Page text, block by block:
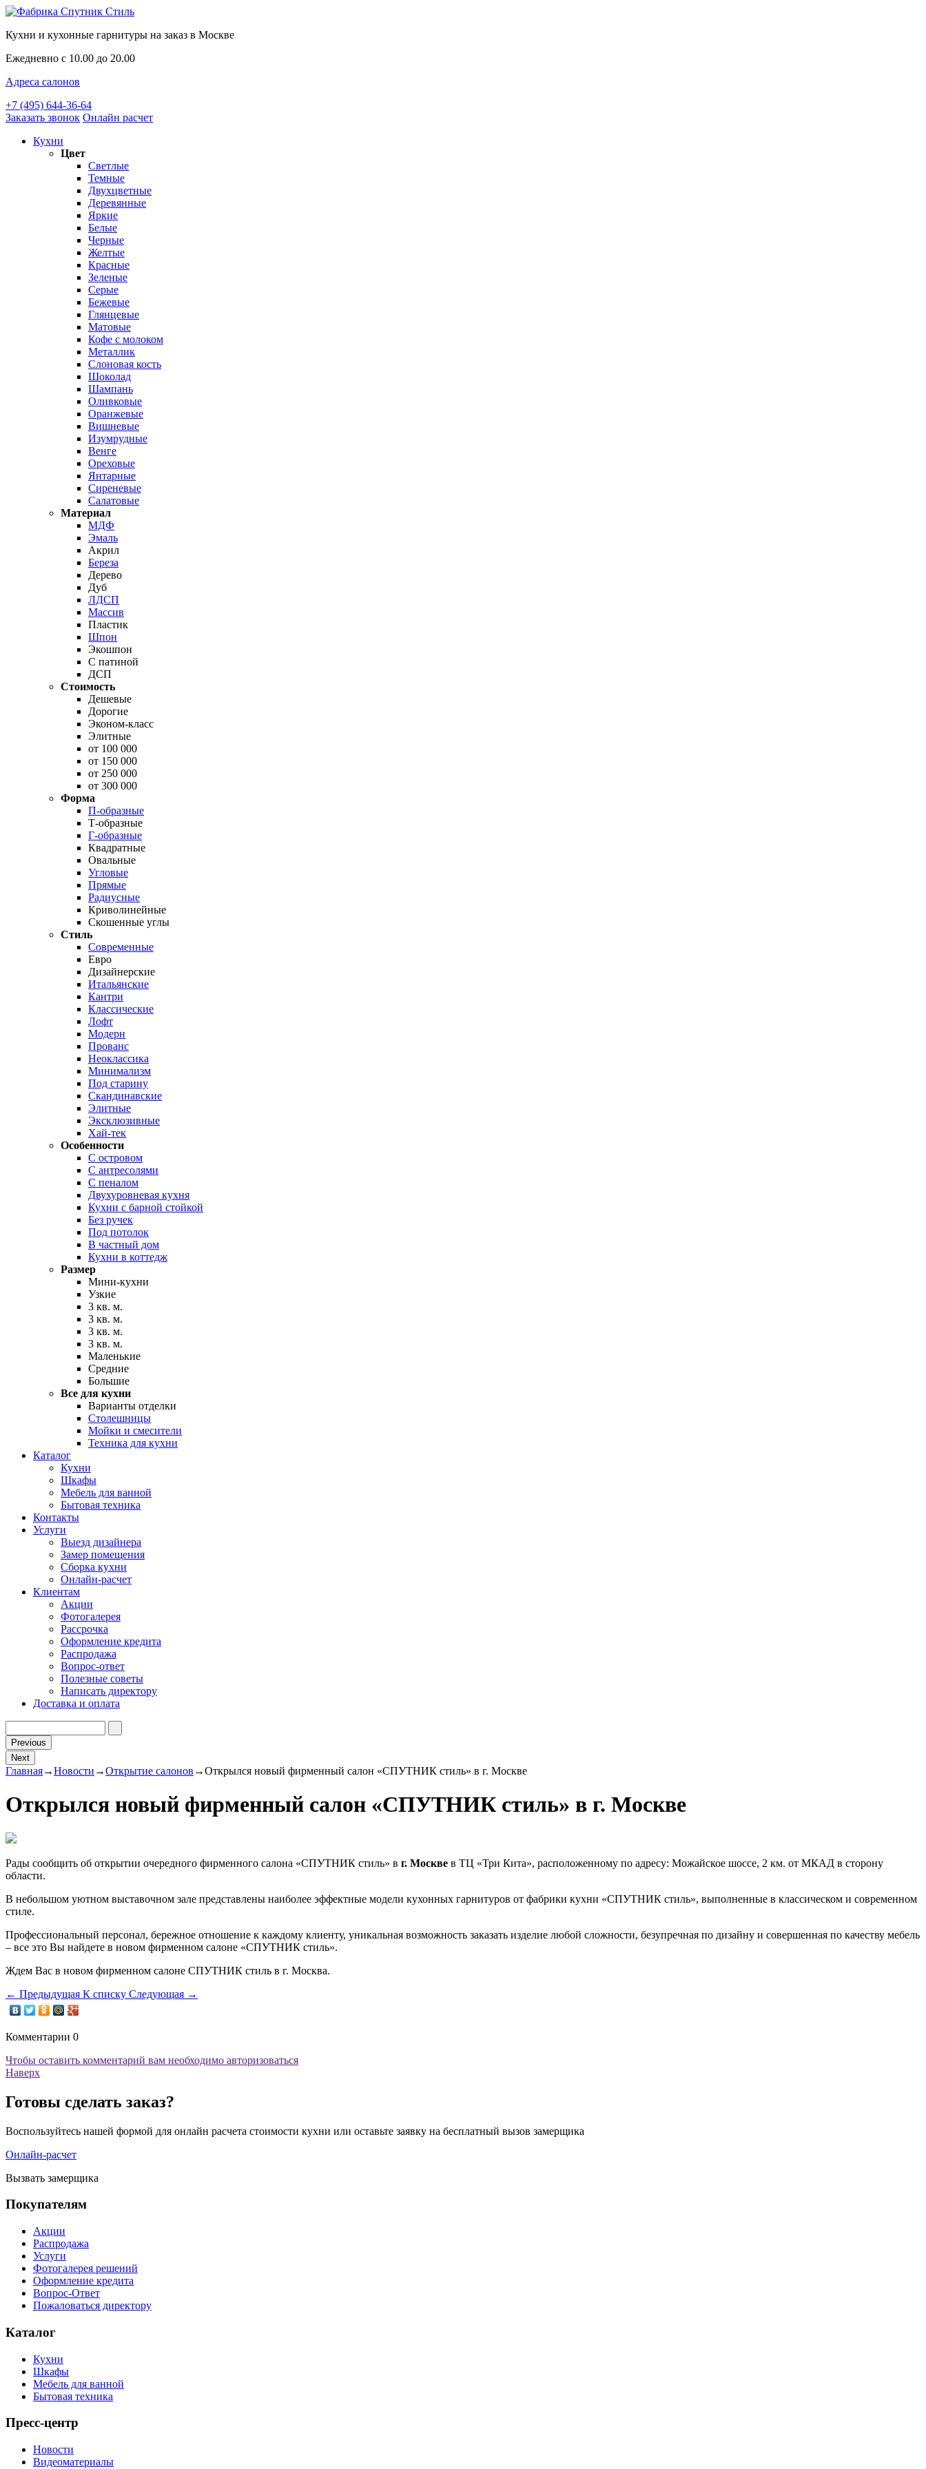
Кухни и кухонные гарнитуры на заказ в Москве
Ежедневно с 10.00 до 20.00
Адреса салонов
+7 (495) 644-36-64
Заказать звонок Онлайн расчет
Кухни
Цвет
Светлые
Темные
Двухцветные
Деревянные
Яркие
Белые
Черные
Желтые
Красные
Зеленые
Серые
Бежевые
Глянцевые
Матовые
Кофе с молоком
Металлик
Слоновая кость
Шоколад
Шампань
Оливковые
Оранжевые
Вишневые
Изумрудные
Венге
Ореховые
Янтарные
Сиреневые
Салатовые
Материал
МДФ
Эмаль
Акрил
Береза
Дерево
Дуб
ЛДСП
Массив
Пластик
Шпон
Экошпон
С патиной
ДСП
Стоимость
Дешевые
Дорогие
Эконом-класс
Элитные
от 100 000
от 150 000
от 250 000
от 300 000
Форма
П-образные
Т-образные
Г-образные
Квадратные
Овальные
Угловые
Прямые
Радиусные
Криволинейные
Скошенные углы
Стиль
Современные
Евро
Дизайнерские
Итальянские
Кантри
Классические
Лофт
Модерн
Прованс
Неоклассика
Минимализм
Под старину
Скандинавские
Элитные
Эксклюзивные
Хай-тек
Особенности
С островом
С антресолями
С пеналом
Двухуровневая кухня
Кухни с барной стойкой
Без ручек
Под потолок
В частный дом
Кухни в коттедж
Размер
Мини-кухни
Узкие
3 кв. м.
3 кв. м.
3 кв. м.
3 кв. м.
Маленькие
Средние
Большие
Все для кухни
Варианты отделки
Столешницы
Мойки и смесители
Техника для кухни
Каталог
Кухни
Шкафы
Мебель для ванной
Бытовая техника
Контакты
Услуги
Выезд дизайнера
Замер помещения
Сборка кухни
Онлайн-расчет
Клиентам
Акции
Фотогалерея
Рассрочка
Оформление кредита
Распродажа
Вопрос-ответ
Полезные советы
Написать директору
Доставка и оплата
Previous
Next
Главная→Новости →Открытие салонов →Открылся новый фирменный салон «СПУТНИК стиль» в г. Москве
Открылся новый фирменный салон «СПУТНИК стиль» в г. Москве
Рады сообщить об открытии очередного фирменного салона «СПУТНИК стиль» в г. Москве в ТЦ «Три Кита», расположенному по адресу: Можайское шоссе, 2 км. от МКАД в сторону
области.
В небольшом уютном выставочном зале представлены наиболее эффектные модели кухонных гарнитуров от фабрики кухни «СПУТНИК стиль», выполненные в классическом и современном
стиле.
Профессиональный персонал, бережное отношение к каждому клиенту, уникальная возможность заказать изделие любой сложности, безупречная по дизайну и совершенная по качеству мебель
– все это Вы найдете в новом фирменном салоне «СПУТНИК стиль».
Ждем Вас в новом фирменном салоне СПУТНИК стиль в г. Москва.
← Предыдущая К списку Следующая →
Комментарии 0
Чтобы оставить комментарий вам необходимо авторизоваться
Наверх
Готовы сделать заказ?
Воспользуйтесь нашей формой для онлайн расчета стоимости кухни или оставьте заявку на бесплатный вызов замерщика
Онлайн-расчет
Вызвать замерщика
Покупателям
Акции
Распродажа
Услуги
Фотогалерея решений
Оформление кредита
Вопрос-Ответ
Пожаловаться директору
Каталог
Кухни
Шкафы
Мебель для ванной
Бытовая техника
Пресс-центр
Новости
Видеоматериалы